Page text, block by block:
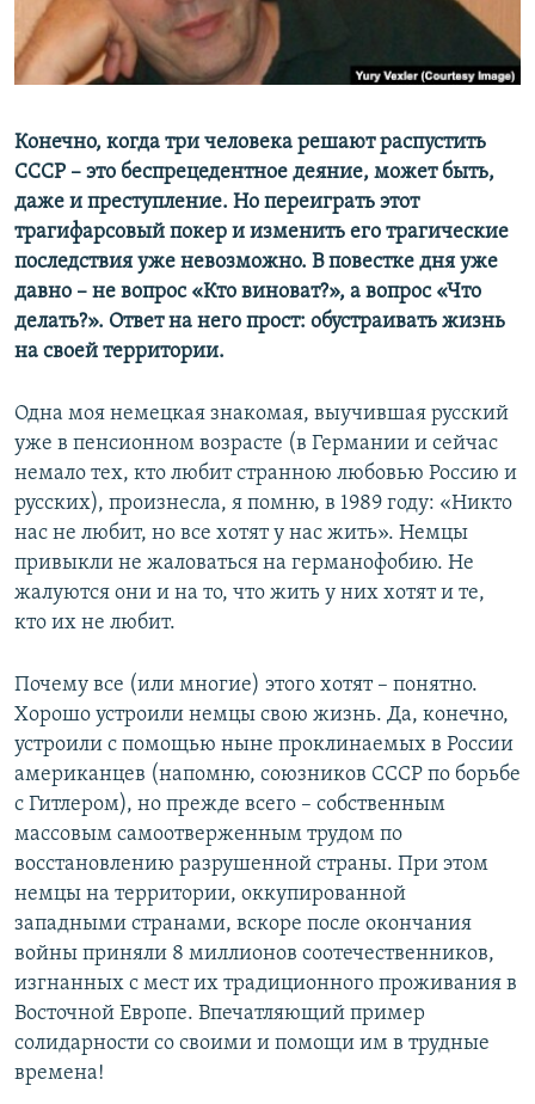
ПОБЕДИТЕЛЕЙ НЕ СУДЯТ?
КРЫМ.НЕПОКОРЕННЫЙ
УКРАИНСКАЯ ПРОБЛЕМА КРЫМА
ПРИСОЕДИНЯЙТЕСЬ!
Все сайты RFE/RL
Конечно, когда три человека решают распустить
СССР – это беспрецедентное деяние, может быть,
даже и преступление. Но переиграть этот
трагифарсовый покер и изменить его трагические
последствия уже невозможно. В повестке дня уже
давно – не вопрос «Кто виноват?», а вопрос «Что
делать?». Ответ на него прост: обустраивать жизнь
на своей территории.
Одна моя немецкая знакомая, выучившая русский
уже в пенсионном возрасте (в Германии и сейчас
немало тех, кто любит странною любовью Россию и
русских), произнесла, я помню, в 1989 году: «Никто
нас не любит, но все хотят у нас жить». Немцы
привыкли не жаловаться на германофобию. Не
жалуются они и на то, что жить у них хотят и те,
кто их не любит.
Почему все (или многие) этого хотят – понятно.
Хорошо устроили немцы свою жизнь. Да, конечно,
устроили с помощью ныне проклинаемых в России
американцев (напомню, союзников СССР по борьбе
с Гитлером), но прежде всего – собственным
массовым самоотверженным трудом по
восстановлению разрушенной страны. При этом
немцы на территории, оккупированной
западными странами, вскоре после окончания
войны приняли 8 миллионов соотечественников,
изгнанных с мест их традиционного проживания в
Восточной Европе. Впечатляющий пример
солидарности со своими и помощи им в трудные
времена!